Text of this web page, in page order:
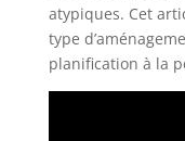
atypiques. Cet
type
planification à la